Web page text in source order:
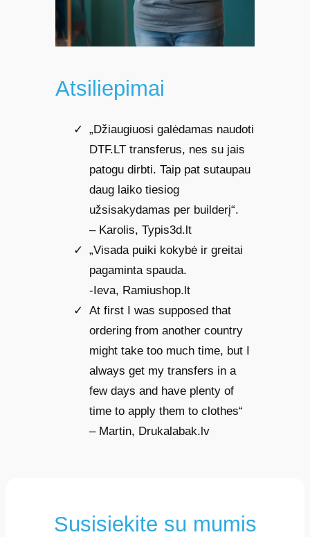
Atsiliepimai
„Džiaugiuosi galėdamas naudoti
DTF.LT transferus, nes su jais
patogu dirbti. Taip pat sutaupau
daug laiko tiesiog
užsisakydamas per builderį“.
– Karolis, Typis3d.lt
„Visada puiki kokybė ir greitai
pagaminta spauda.
-Ieva, Ramiushop.lt
At first I was supposed that
ordering from another country
might take too much time, but I
always get my transfers in a
few days and have plenty of
time to apply them to clothes“
– Martin, Drukalabak.lv
Susisiekite su mumis